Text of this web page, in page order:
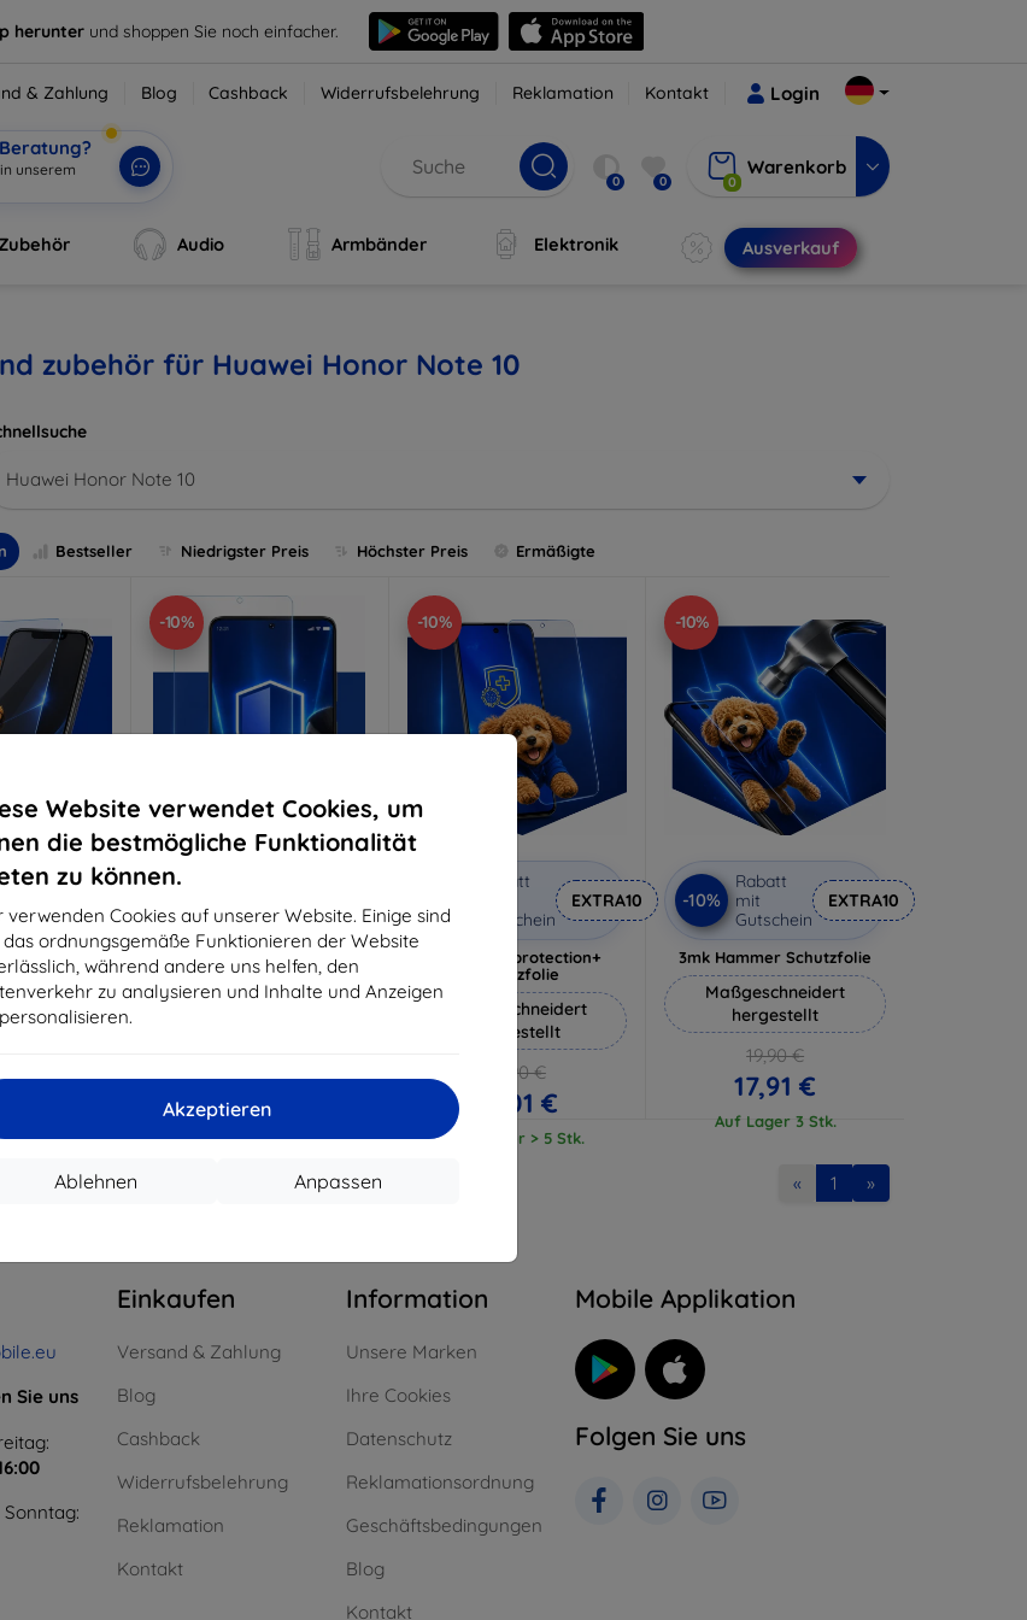
herunter und shoppen Sie noch einfacher.
Website verwendet Cookies, um
die bestmögliche Funktionalität
zu können.
verwenden Cookies auf unserer Website. Einige sind
ordnungsgemäße Funktionieren der Website
während andere uns helfen, den
zu analysieren und Inhalte und Anzeigen
Akzeptieren
Anpassen
Ablehnen
& Zahlung Blog Cashback Widerrufsbelehrung Reklamation Kontakt Login
unserem
0 0 0
Warenkorb
Audio Armbänder Elektronik Ausverkauf
zubehör für Huawei Honor Note 10
Huawei Honor Note 10
Bestseller Niedrigster Preis Höchster Preis Ermäßigte
Schutzglas
€
> 5 Stk.
-10%
Gutschein
3mk Pure Matt Schutzglas
Maßgeschneidert
11,61 €
Auf Lager > 5 Stk.
-10%
Rabatt
Gutschein
EXTRA10
3mk Silverprotection+
Schutzfolie
Maßgeschneidert
hergestellt
18,90 €
17,01 €
Auf Lager > 5 Stk.
-10%
-10%
Rabatt
mit
Gutschein
EXTRA10
3mk Hammer Schutzfolie
Maßgeschneidert
hergestellt
19,90 €
17,91 €
Auf Lager 3 Stk.
« 1 »
Sie uns
Einkaufen
Versand & Zahlung
Blog
Cashback
Widerrufsbelehrung
Reklamation
Kontakt
Information
Unsere Marken
Ihre Cookies
Datenschutz
Reklamationsordnung
Geschäftsbedingungen
Blog
Kontakt
Mobile Applikation
Folgen Sie uns